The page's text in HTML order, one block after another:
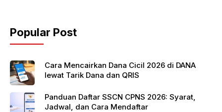
o
o
k
p
p
Popular Post
Cara Mencairkan Dana Cicil 2026 di DANA
lewat Tarik Dana dan QRIS
Panduan Daftar SSCN CPNS 2026: Syarat,
Jadwal, dan Cara Mendaftar